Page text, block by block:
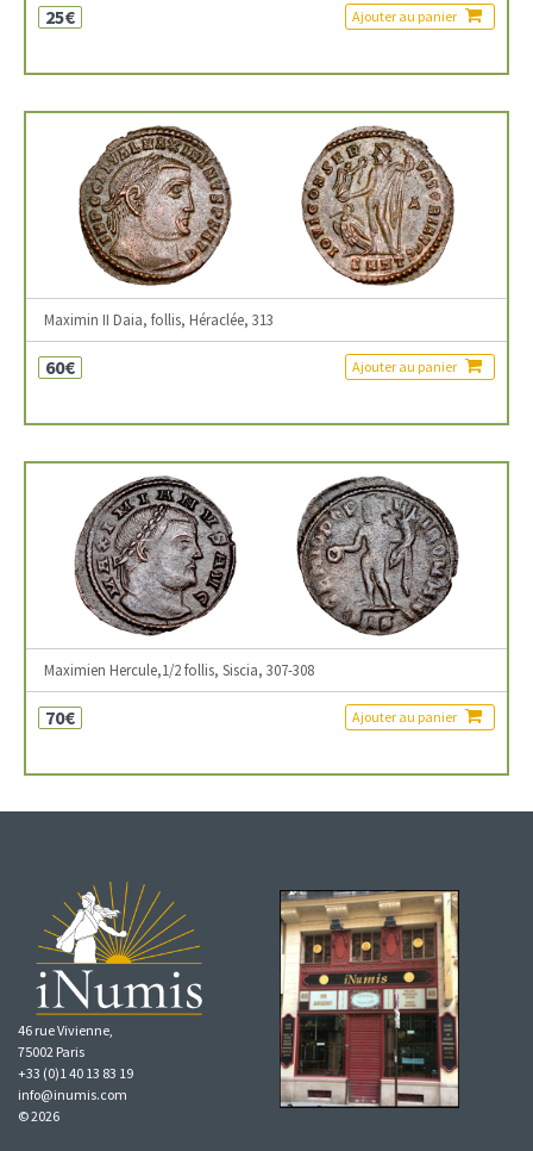
25€ Ajouter au panier
Maximin II Daia, follis, Héraclée, 313
60€ Ajouter au panier
Maximien Hercule,1/2 follis, Siscia, 307-308
70€ Ajouter au panier
46 rue Vivienne,
75002 Paris
+33 (0)1 40 13 83 19
info@inumis.com
© 2026